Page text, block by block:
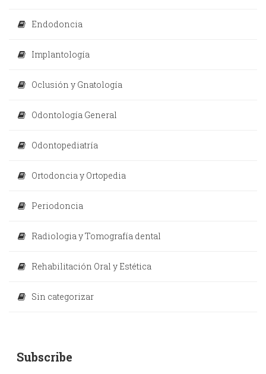
Endodoncia
Implantología
Oclusión y Gnatología
Odontología General
Odontopediatría
Ortodoncia y Ortopedia
Periodoncia
Radiologia y Tomografía dental
Rehabilitación Oral y Estética
Sin categorizar
Subscribe